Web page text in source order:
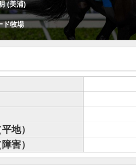
(美浦)
ド牧場
地）
害）